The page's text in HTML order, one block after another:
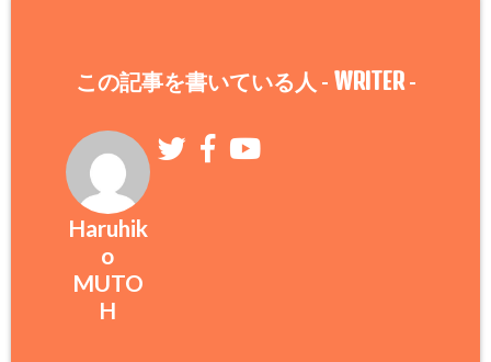
この記事を書いている人 - WRITER-
Haruhik
o
MUTO
H